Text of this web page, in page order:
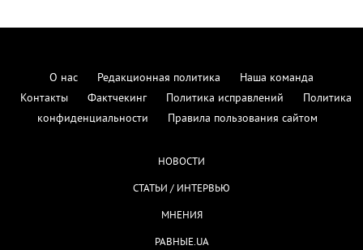
О нас Редакционная политика
Наша команда
Контакты
Фактчекинг Политика исправлений
Политика
конфиденциальности
Правила пользования сайтом
НОВОСТИ
СТАТЬИ / ИНТЕРВЬЮ
МНЕНИЯ
РАВНЫЕ.UA